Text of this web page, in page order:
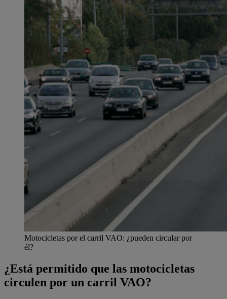
Motocicletas por el carril VAO: ¿pueden circular por
él?
¿Está permitido que las motocicletas
circulen por un carril VAO?